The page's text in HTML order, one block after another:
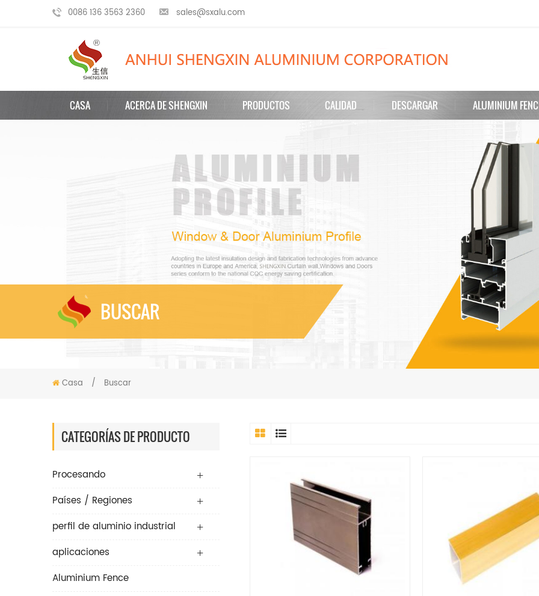
0086 136 3563 2360 sales@sxalu.com
CASA ACERCA DE SHENGXIN PRODUCTOS CALIDAD DESCARGAR ALUMINIUM
BUSCAR
Casa / Buscar
CATEGORÍAS DE PRODUCTO
Procesando
Países / Regiones
perfil de aluminio industrial
aplicaciones
Aluminium Fence